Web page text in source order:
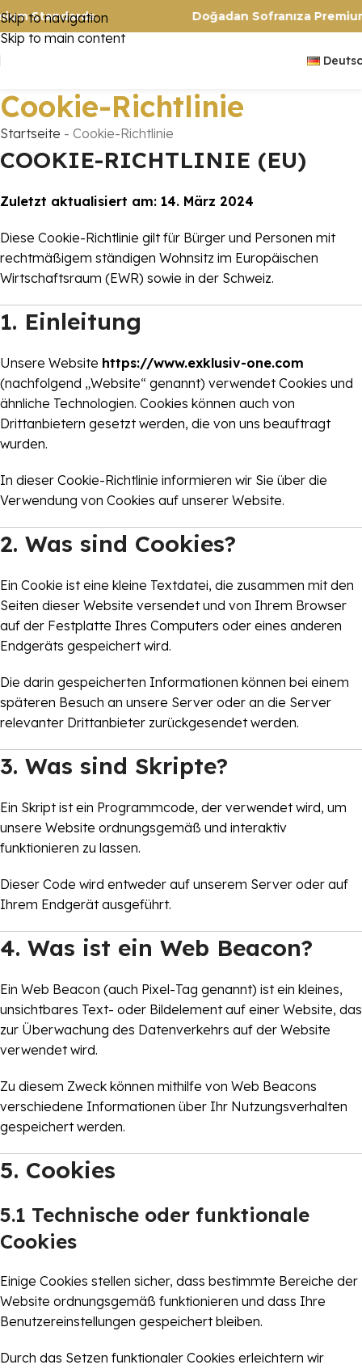
Skip to navigation
Skip to main content
Standards Doğadan Sofranıza
Cookie-Richtlinie
Startseite - Cookie-Richtlinie
COOKIE-RICHTLINIE (EU)
Zuletzt aktualisiert am: 14. März 2024
Diese Cookie-Richtlinie gilt für Bürger und Personen mit
rechtmäßigem ständigen Wohnsitz im Europäischen
Wirtschaftsraum (EWR) sowie in der Schweiz.
1. Einleitung
Unsere Website https://www.exklusiv-one.com
(nachfolgend „Website“ genannt) verwendet Cookies und
ähnliche Technologien. Cookies können auch von
Drittanbietern gesetzt werden, die von uns beauftragt
wurden.
In dieser Cookie-Richtlinie informieren wir Sie über die
Verwendung von Cookies auf unserer Website.
2. Was sind Cookies?
Ein Cookie ist eine kleine Textdatei, die zusammen mit den
Seiten dieser Website versendet und von Ihrem Browser
auf der Festplatte Ihres Computers oder eines anderen
Endgeräts gespeichert wird.
Die darin gespeicherten Informationen können bei einem
späteren Besuch an unsere Server oder an die Server
relevanter Drittanbieter zurückgesendet werden.
3. Was sind Skripte?
Ein Skript ist ein Programmcode, der verwendet wird, um
unsere Website ordnungsgemäß und interaktiv
funktionieren zu lassen.
Dieser Code wird entweder auf unserem Server oder auf
Ihrem Endgerät ausgeführt.
4. Was ist ein Web Beacon?
Ein Web Beacon (auch Pixel-Tag genannt) ist ein kleines,
unsichtbares Text- oder Bildelement auf einer Website, das
zur Überwachung des Datenverkehrs auf der Website
verwendet wird.
Zu diesem Zweck können mithilfe von Web Beacons
verschiedene Informationen über Ihr Nutzungsverhalten
gespeichert werden.
5. Cookies
5.1 Technische oder funktionale
Cookies
Einige Cookies stellen sicher, dass bestimmte Bereiche der
Website ordnungsgemäß funktionieren und dass Ihre
Benutzereinstellungen gespeichert bleiben.
Durch das Setzen funktionaler Cookies erleichtern wir